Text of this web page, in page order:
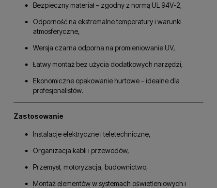
Bezpieczny materiał – zgodny z normą UL 94V-2,
Odporność na ekstremalne temperatury i warunki
atmosferyczne,
Wersja czarna odporna na promieniowanie UV,
Łatwy montaż bez użycia dodatkowych narzędzi,
Ekonomiczne opakowanie hurtowe – idealne dla
profesjonalistów.
Zastosowanie
Instalacje elektryczne i teletechniczne,
Organizacja kabli i przewodów,
Przemysł, motoryzacja, budownictwo,
Montaż elementów w systemach oświetleniowych i